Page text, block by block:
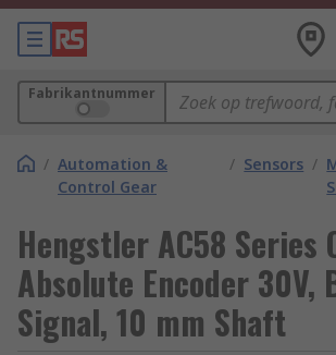
Fabrikantnummer
/ Automation &
Control Gear
/ Sensors /
Hengstler AC58 Series
Absolute Encoder 30V,
Signal, 10 mm Shaft